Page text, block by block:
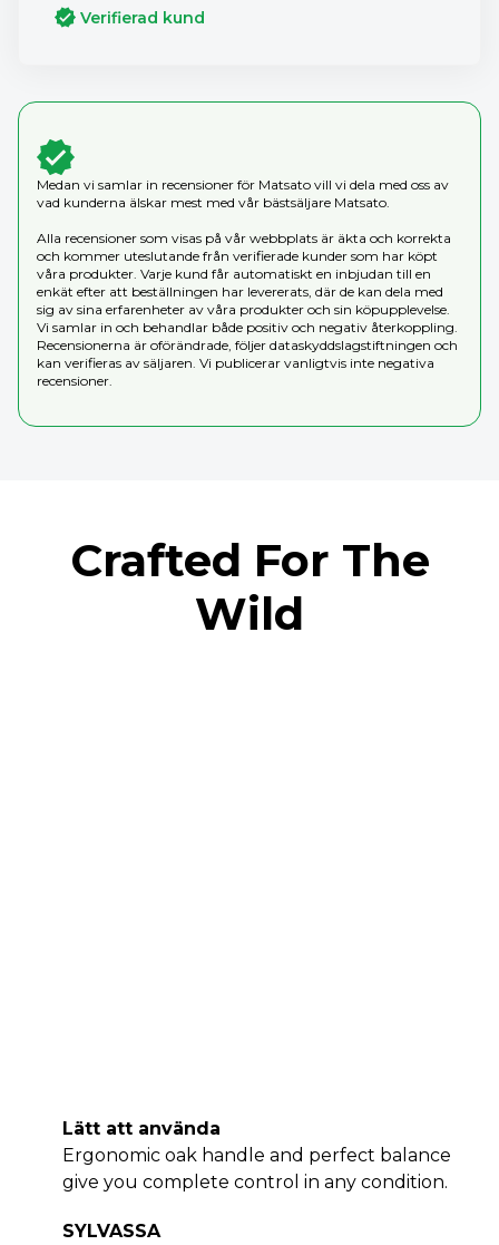
Verifierad kund
Medan vi samlar in recensioner för Matsato vill vi dela med oss av
vad kunderna älskar mest med vår bästsäljare Matsato.
Alla recensioner som visas på vår webbplats är äkta och korrekta
och kommer uteslutande från verifierade kunder som har köpt
våra produkter. Varje kund får automatiskt en inbjudan till en
enkät efter att beställningen har levererats, där de kan dela med
sig av sina erfarenheter av våra produkter och sin köpupplevelse.
Vi samlar in och behandlar både positiv och negativ återkoppling.
Recensionerna är oförändrade, följer dataskyddslagstiftningen och
kan verifieras av säljaren. Vi publicerar vanligtvis inte negativa
recensioner.
Crafted For The
Wild
Lätt att använda
Ergonomic oak handle and perfect balance
give you complete control in any condition.
SYLVASSA